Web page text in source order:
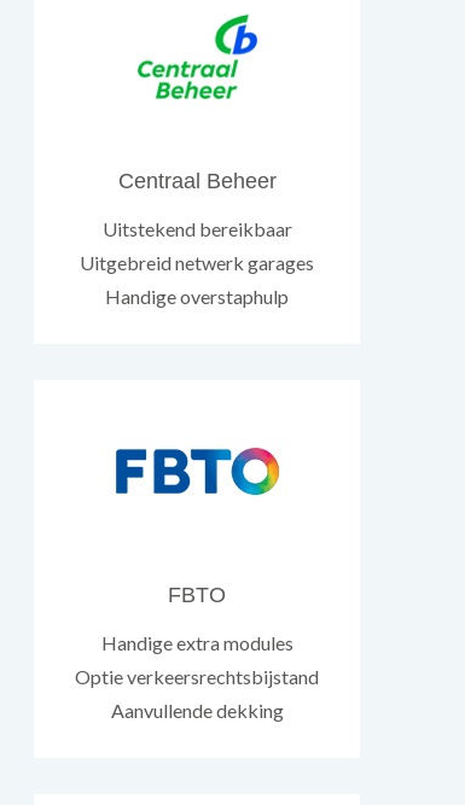
Centraal Beheer
Uitstekend bereikbaar
Uitgebreid netwerk garages
Handige overstaphulp
FBTO
Handige extra modules
Optie verkeersrechtsbijstand
Aanvullende dekking